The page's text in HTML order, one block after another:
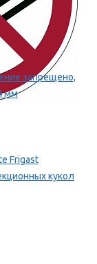
запрещено,
мм
Frigast
кукол